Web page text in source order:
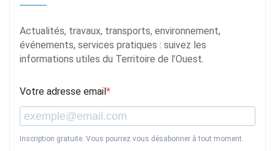
Actualités, travaux, transports, environnement,
événements, services pratiques : suivez les
informations utiles du Territoire de l’Ouest.
Votre adresse email
Inscription gratuite. Vous pourrez vous désabonner à tout moment.